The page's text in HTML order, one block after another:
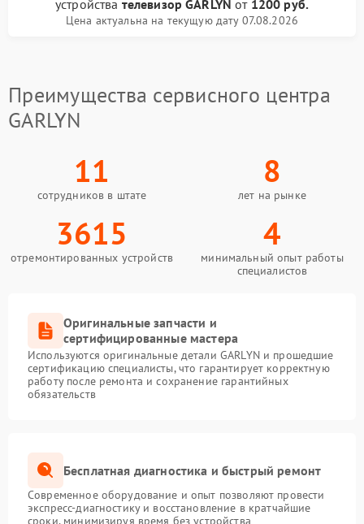
устройства телевизор GARLYN от 1200 руб.
Цена актуальна на текущую дату 07.08.2026
Преимущества сервисного центра
GARLYN
11
сотрудников в штате
8
лет на рынке
3615
отремонтированных устройств
4
минимальный опыт работы
специалистов
Оригинальные запчасти и
сертифицированные мастера
Используются оригинальные детали GARLYN и прошедшие
сертификацию специалисты, что гарантирует корректную
работу после ремонта и сохранение гарантийных
обязательств
Бесплатная диагностика и быстрый ремонт
Современное оборудование и опыт позволяют провести
экспресс-диагностику и восстановление в кратчайшие
сроки, минимизируя время без устройства